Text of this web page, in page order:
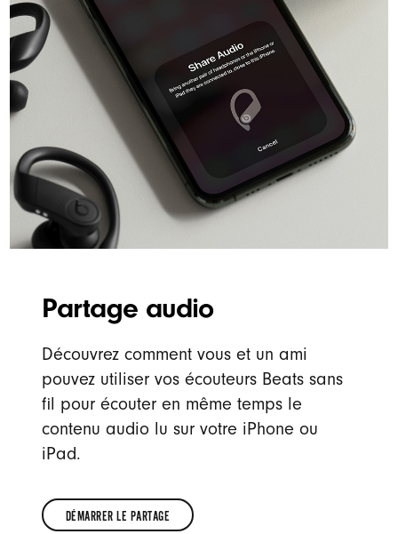
Partage audio
Découvrez comment vous et un ami
pouvez utiliser vos écouteurs Beats sans
fil pour écouter en même temps le
contenu audio lu sur votre iPhone ou
iPad.
DÉMARRER LE PARTAGE